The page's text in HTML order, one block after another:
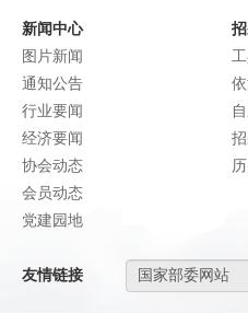
新闻中心
图片新闻
通知公告
行业要闻
经济要闻
协会动态
会员动态
党建园地
友情链接